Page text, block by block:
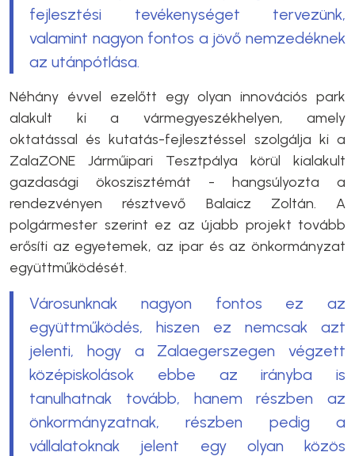
fejlesztési tevékenységet tervezünk,
valamint nagyon fontos a jövő nemzedéknek
az utánpótlása.
Néhány évvel ezelőtt egy olyan innovációs park
alakult ki a vármegyeszékhelyen, amely
oktatással és kutatás-fejlesztéssel szolgálja ki a
ZalaZONE Járműipari Tesztpálya körül kialakult
gazdasági ökoszisztémát - hangsúlyozta a
rendezvényen résztvevő Balaicz Zoltán. A
polgármester szerint ez az újabb projekt tovább
erősíti az egyetemek, az ipar és az önkormányzat
együttműködését.
Városunknak nagyon fontos ez az
együttműködés, hiszen ez nemcsak azt
jelenti, hogy a Zalaegerszegen végzett
középiskolások ebbe az irányba is
tanulhatnak tovább, hanem részben az
önkormányzatnak, részben pedig a
vállalatoknak jelent egy olyan közös